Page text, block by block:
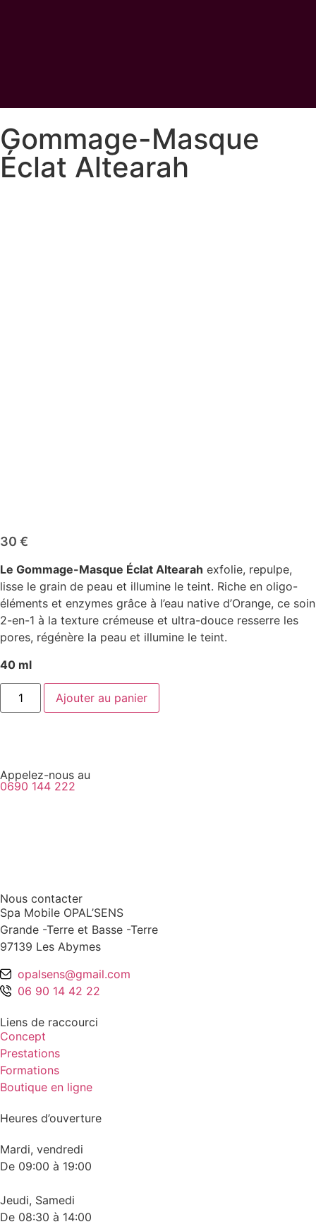
Gommage-Masque
Éclat Altearah
30 €
Le Gommage-Masque Éclat Altearah exfolie, repulpe,
lisse le grain de peau et illumine le teint. Riche en oligo-
éléments et enzymes grâce à l’eau native d’Orange, ce soin
2-en-1 à la texture crémeuse et ultra-douce resserre les
pores, régénère la peau et illumine le teint.
40 ml
Ajouter au panier
Appelez-nous au
0690 144 222
Nous contacter
Spa Mobile OPAL’SENS
Grande -Terre et Basse -Terre
97139 Les Abymes
opalsens@gmail.com
06 90 14 42 22
Liens de raccourci
Concept
Prestations
Formations
Boutique en ligne
Heures d’ouverture
Mardi, vendredi
De 09:00 à 19:00
Jeudi, Samedi
De 08:30 à 14:00